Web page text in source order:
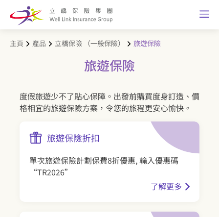
主頁 產品 立橋保險 （一般保險） 旅遊保險
旅遊保險
度假旅遊少不了貼心保障。出發前購買度身訂造、價
格相宜的旅遊保險方案，令您的旅程更安心愉快。
旅遊保險折扣
單次旅遊保險計劃保費8折優惠, 輸入優惠碼
“TR2026”
了解更多